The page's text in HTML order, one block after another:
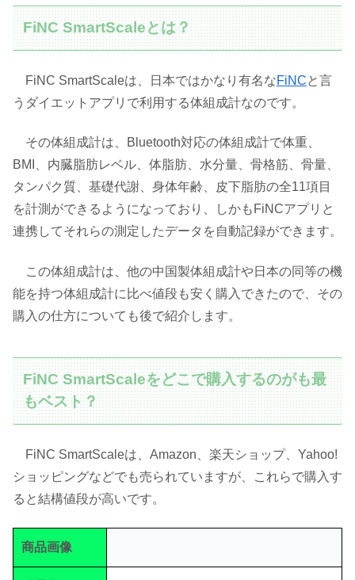
FiNC SmartScaleとは？
FiNC SmartScaleは、日本ではかなり有名なFiNCと言
うダイエットアプリで利用する体組成計なのです。
その体組成計は、Bluetooth対応の体組成計で体重、
BMI、内臓脂肪レベル、体脂肪、水分量、骨格筋、骨量、
タンパク質、基礎代謝、身体年齢、皮下脂肪の全11項目
を計測ができるようになっており、しかもFiNCアプリと
連携してそれらの測定したデータを自動記録ができます。
この体組成計は、他の中国製体組成計や日本の同等の機
能を持つ体組成計に比べ値段も安く購入できたので、その
購入の仕方についても後で紹介します。
FiNC SmartScaleをどこで購入するのがも最
もベスト？
FiNC SmartScaleは、Amazon、楽天ショップ、Yahoo!
ショッピングなどでも売られていますが、これらで購入す
ると結構値段が高いです。​
商品画像